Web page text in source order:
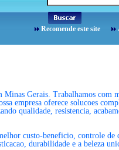
Recomende este site
Minas Gerais. Trabalhamos com
empresa oferece solucoes
qualidade, resistencia,
custo-beneficio, controle de
durabilidade e a beleza